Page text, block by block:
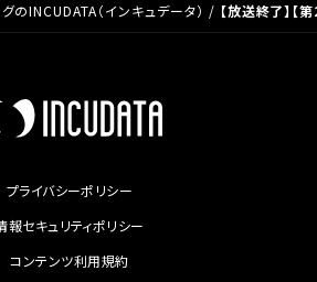
のINCUDATA（インキュデータ） / 【放送終了】
プライバシーポリシー
報セキュリティポリシー
コンテンツ利用規約